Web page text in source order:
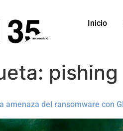
Inicio
pishing
amenaza del ransomware con